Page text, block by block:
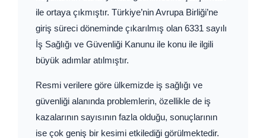
ile ortaya çıkmıştır. Türkiye’nin Avrupa Birliği’ne
giriş süreci döneminde çıkarılmış olan 6331 sayılı
İş Sağlığı ve Güvenliği Kanunu ile konu ile ilgili
büyük adımlar atılmıştır.
Resmi verilere göre ülkemizde iş sağlığı ve
güvenliği alanında problemlerin, özellikle de iş
kazalarının sayısının fazla olduğu, sonuçlarının
ise çok geniş bir kesimi etkilediği görülmektedir.